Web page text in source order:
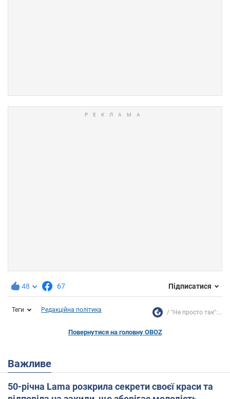
48 67 Підписатися
Теги Редакційна політика "Не просто так":...
Повернутися на головну OBOZ
Важливе
50-річна Lama розкрила секрети своєї краси та